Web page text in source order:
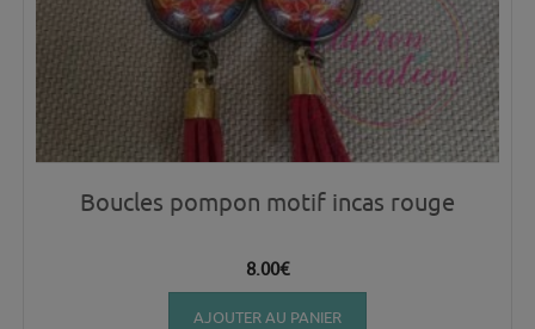
Boucles pompon motif incas rouge
8.00€
AJOUTER AU PANIER